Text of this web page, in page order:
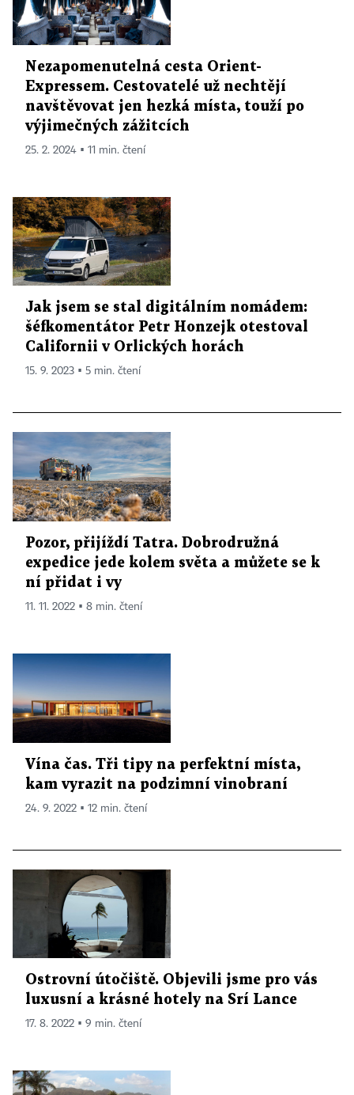
Nezapomenutelná cesta Orient-
Expressem. Cestovatelé už nechtějí
navštěvovat jen hezká místa, touží po
výjimečných zážitcích
25. 2. 2024 ▪ 11 min. čtení
Jak jsem se stal digitálním nomádem:
šéfkomentátor Petr Honzejk otestoval
Californii v Orlických horách
15. 9. 2023 ▪ 5 min. čtení
Pozor, přijíždí Tatra. Dobrodružná
expedice jede kolem světa a můžete se k
ní přidat i vy
11. 11. 2022 ▪ 8 min. čtení
Vína čas. Tři tipy na perfektní místa,
kam vyrazit na podzimní vinobraní
24. 9. 2022 ▪ 12 min. čtení
Ostrovní útočiště. Objevili jsme pro vás
luxusní a krásné hotely na Srí Lance
17. 8. 2022 ▪ 9 min. čtení